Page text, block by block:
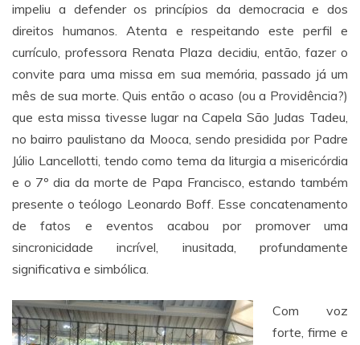
impeliu a defender os princípios da democracia e dos
direitos humanos. Atenta e respeitando este perfil e
currículo, professora Renata Plaza decidiu, então, fazer o
convite para uma missa em sua memória, passado já um
mês de sua morte. Quis então o acaso (ou a Providência?)
que esta missa tivesse lugar na Capela São Judas Tadeu,
no bairro paulistano da Mooca, sendo presidida por Padre
Júlio Lancellotti, tendo como tema da liturgia a misericórdia
e o 7º dia da morte de Papa Francisco, estando também
presente o teólogo Leonardo Boff. Esse concatenamento
de fatos e eventos acabou por promover uma
sincronicidade incrível, inusitada, profundamente
significativa e simbólica.
Com voz
forte, firme e